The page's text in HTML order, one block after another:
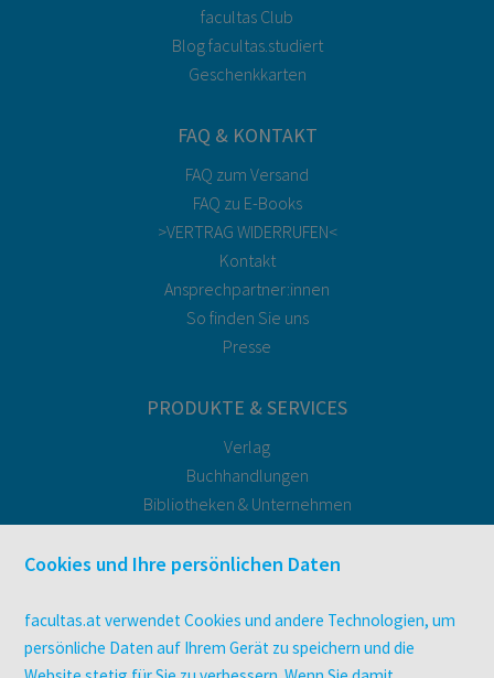
facultas Club
Blog facultas.studiert
Geschenkkarten
FAQ & KONTAKT
FAQ zum Versand
FAQ zu E-Books
>VERTRAG WIDERRUFEN<
Kontakt
Ansprechpartner:innen
So finden Sie uns
Presse
PRODUKTE & SERVICES
Verlag
Buchhandlungen
Bibliotheken & Unternehmen
facultas Bindeservice
Druckerei facultas druckt.
Zeitschriften
Digitale Angebote
Cookies und Ihre persönlichen Daten
facultas.at verwendet Cookies und andere Technologien, um
persönliche Daten auf Ihrem Gerät zu speichern und die